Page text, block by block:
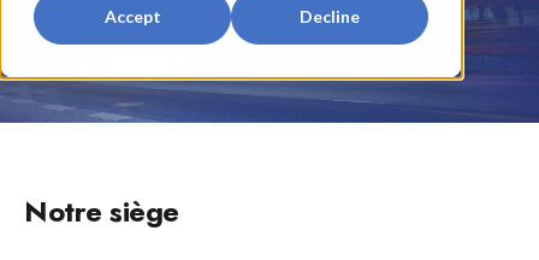
Accept Decline
Notre siège